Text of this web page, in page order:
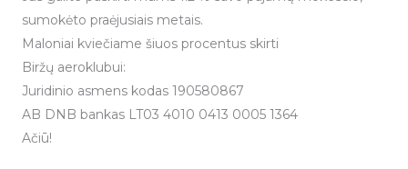
sumokėto praėjusiais metais.
Maloniai kviečiame šiuos procentus skirti
Biržų aeroklubui:
Juridinio asmens kodas 190580867
AB DNB bankas LT03 4010 0413 0005 1364
Ačiū!